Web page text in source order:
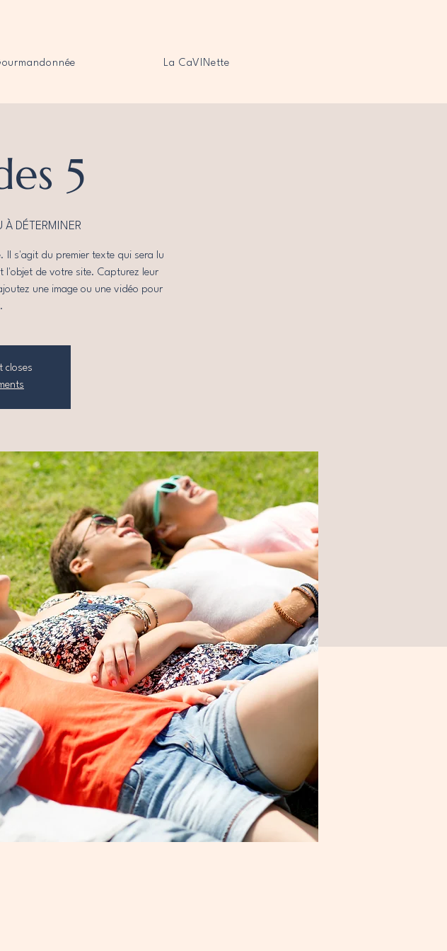
La CaVINette
5
À DÉTERMINER
Il s'agit du premier texte qui sera lu
l'objet de votre site. Capturez leur
une image ou une vidéo pour
closes